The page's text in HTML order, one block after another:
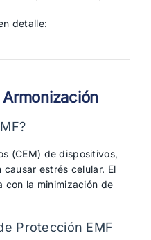
detalle:
(CEM) de dispositivos,
estrés celular. El
con la minimización de
Protección EMF